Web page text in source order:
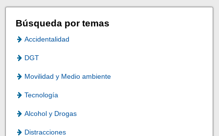
Búsqueda por temas
Accidentalidad
DGT
Movilidad y Medio ambiente
Tecnología
Alcohol y Drogas
Distracciones